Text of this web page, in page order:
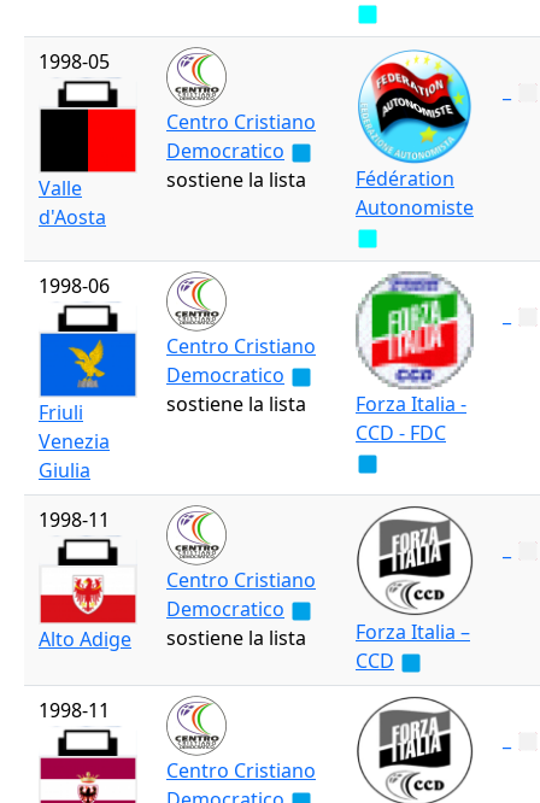
1998-05
Valle
d'Aosta
Centro Cristiano
Democratico
sostiene la lista
Fédération
Autonomiste
1998-06
Friuli
Venezia
Giulia
Centro Cristiano
Democratico
sostiene la lista
Forza Italia -
CCD - FDC
1998-11
Alto Adige
Centro Cristiano
Democratico
sostiene la lista
Forza Italia –
CCD
1998-11
Centro Cristiano